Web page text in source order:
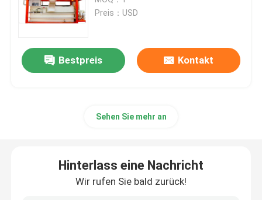
Heller Pole-Maschine
Highmast und monopole Nahtschweißungsmaschine
Preis：USD
Bestpreis Kontakt
Sehen Sie mehr an
Hinterlass eine Nachricht
Wir rufen Sie bald zurück!